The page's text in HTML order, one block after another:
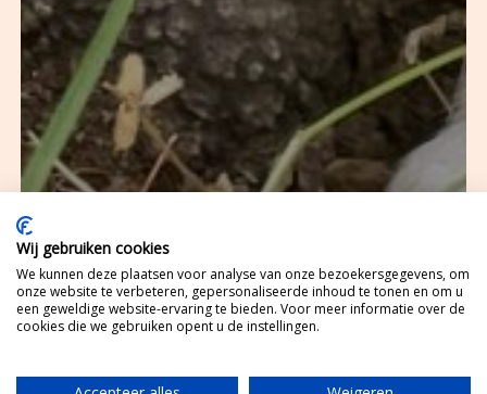
Wij gebruiken cookies
We kunnen deze plaatsen voor analyse van onze bezoekersgegevens, om
onze website te verbeteren, gepersonaliseerde inhoud te tonen en om u
een geweldige website-ervaring te bieden. Voor meer informatie over de
cookies die we gebruiken opent u de instellingen.